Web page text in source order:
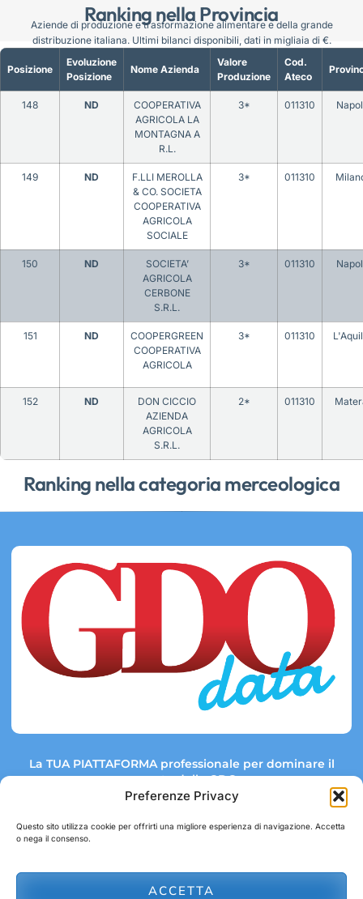
Preferenze Privacy
Questo sito utilizza cookie per offrirti una migliore esperienza di navigazione. Accetta
o nega il consenso.
ACCETTA
Ranking nella Provincia
Ranking nella categoria merceologica
Posizione
Evoluzione
Posizione
Nome Azienda
Valore
Produzione
Cod.
Ateco
148 ND
COOPERATIVA
AGRICOLA LA
MONTAGNA A
R.L.
3* 011310
149 ND
F.LLI MEROLLA
& CO. SOCIETA
COOPERATIVA
AGRICOLA
SOCIALE
3* 011310
150 ND
SOCIETA’
AGRICOLA
CERBONE
S.R.L.
3* 011310
151 ND
COOPERGREEN
COOPERATIVA
AGRICOLA
3* 011310
152 ND
DON CICCIO
AZIENDA
AGRICOLA
S.R.L.
2* 011310
Aziende di produzione e trasformazione alimentare e della grande
distribuzione italiana. Ultimi bilanci disponibili, dati in migliaia di €.
La TUA PIATTAFORMA professionale per dominare il
mercato della GDO.
Link rapidi: